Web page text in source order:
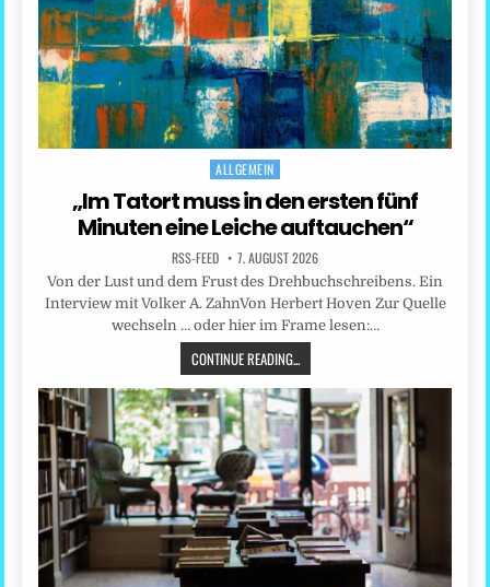
Posted
ALLGEMEIN
„Im Tatort muss in den ersten fünf
Minuten eine Leiche auftauchen“
RSS-FEED 7. AUGUST 2026
Von der Lust und dem Frust des Drehbuchschreibens. Ein
Interview mit Volker A. ZahnVon Herbert Hoven Zur Quelle
wechseln … oder hier im Frame lesen:…
CONTINUE READING...